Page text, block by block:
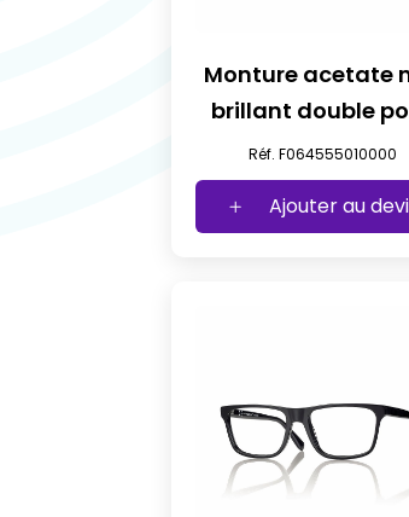
Monture acetate
brillant double
t55
Réf. F064555010000
Ajouter au